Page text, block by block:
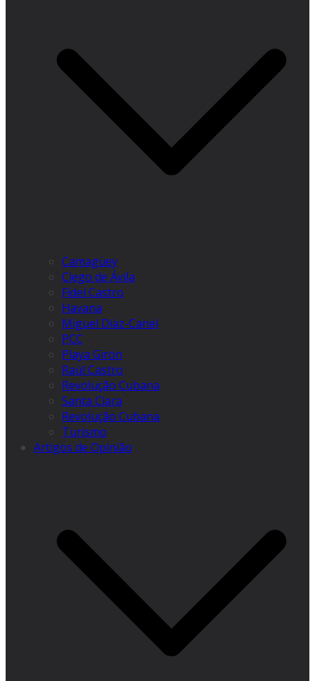
Camagüey
Ciego de Ávila
Fidel Castro
Havana
Miguel Díaz-Canel
PCC
Playa Girón
Raúl Castro
Revolução Cubana
Santa Clara
Revolução Cubana
Turismo
Artigos de Opinião